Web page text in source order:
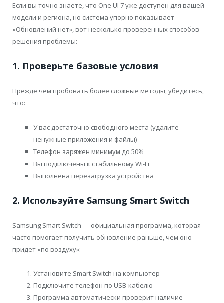
Если вы точно знаете, что One UI 7 уже доступен для вашей
модели и региона, но система упорно показывает
«Обновлений нет», вот несколько проверенных способов
решения проблемы:
1. Проверьте базовые условия
Прежде чем пробовать более сложные методы, убедитесь,
что:
У вас достаточно свободного места (удалите
ненужные приложения и файлы)
Телефон заряжен минимум до 50%
Вы подключены к стабильному Wi-Fi
Выполнена перезагрузка устройства
2. Используйте Samsung Smart Switch
Samsung Smart Switch — официальная программа, которая
часто помогает получить обновление раньше, чем оно
придет «по воздуху»:
Установите Smart Switch на компьютер
Подключите телефон по USB-кабелю
Программа автоматически проверит наличие